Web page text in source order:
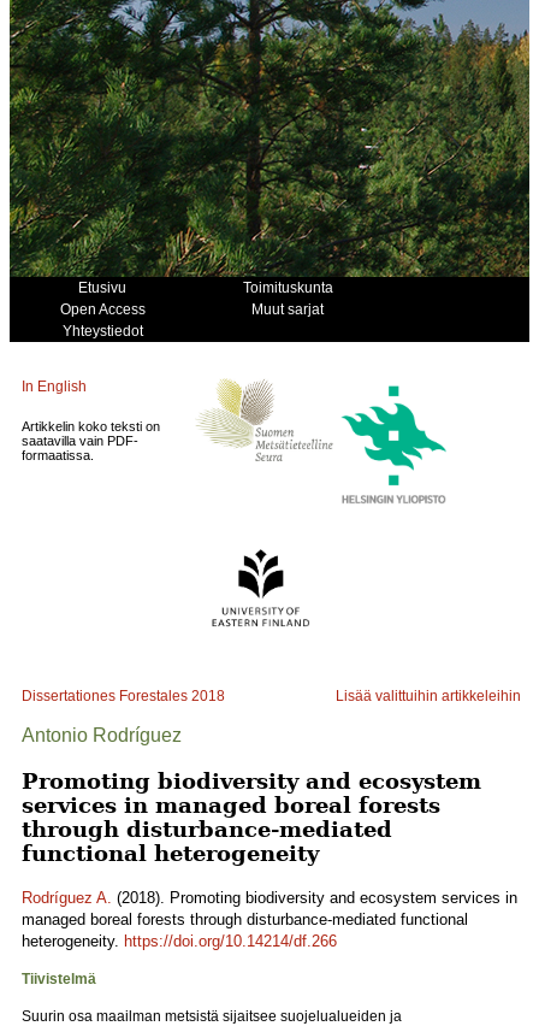
Etusivu
Toimituskunta
Open Access
Muut sarjat
Yhteystiedot
In English
Artikkelin koko teksti on
saatavilla vain PDF-
formaatissa.
Dissertationes Forestales 2018 Lisää valittuihin artikkeleihin
Antonio Rodríguez
Promoting biodiversity and ecosystem
services in managed boreal forests
through disturbance-mediated
functional heterogeneity
Rodríguez A. (2018). Promoting biodiversity and ecosystem services in
managed boreal forests through disturbance-mediated functional
heterogeneity. https://doi.org/10.14214/df.266
Tiivistelmä
Suurin osa maailman metsistä sijaitsee suojelualueiden ja